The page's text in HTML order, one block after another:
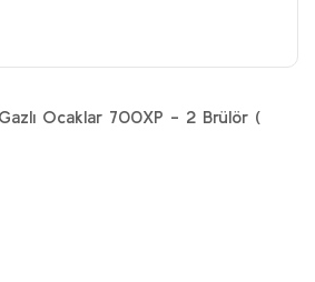
Ocaklar 700XP - 2 Brülör (